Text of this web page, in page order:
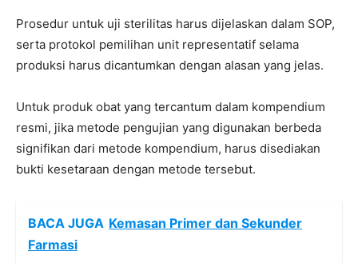
Prosedur untuk uji sterilitas harus dijelaskan dalam SOP,
serta protokol pemilihan unit representatif selama
produksi harus dicantumkan dengan alasan yang jelas.
Untuk produk obat yang tercantum dalam kompendium
resmi, jika metode pengujian yang digunakan berbeda
signifikan dari metode kompendium, harus disediakan
bukti kesetaraan dengan metode tersebut.
BACA JUGA Kemasan Primer dan Sekunder
Farmasi